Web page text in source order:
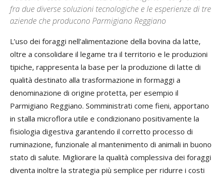
fra due diverse soluzioni tecnologiche e le esperienze di tre
aziende che producono Parmigiano Reggiano
L’uso dei foraggi nell’alimentazione della bovina da latte,
oltre a consolidare il legame tra il territorio e le produzioni
tipiche, rappresenta la base per la produzione di latte di
qualità destinato alla trasformazione in formaggi a
denominazione di origine protetta, per esempio il
Parmigiano Reggiano. Somministrati come fieni, apportano
in stalla microflora utile e condizionano positivamente la
fisiologia digestiva garantendo il corretto processo di
ruminazione, funzionale al mantenimento di animali in buono
stato di salute. Migliorare la qualità complessiva dei foraggi
diventa inoltre la strategia più semplice per ridurre i costi